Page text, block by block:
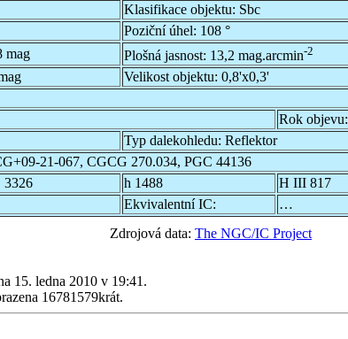
Klasifikace objektu: Sbc
Poziční úhel: 108 °
mag Plošná jasnost: 13,2 mag.arcmin-2
Velikost objektu: 0,8'x0,3'
Rok objevu:
Typ dalekohledu: Reflektor
21-067, CGCG 270.034, PGC 44136
3326 h 1488
H III 817
Ekvivalentní IC:
…
Zdrojová data: The NGC/IC Project
15. ledna 2010 v 19:41.
16781579krát.